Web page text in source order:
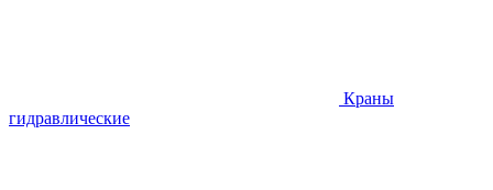
Краны
гидравлические